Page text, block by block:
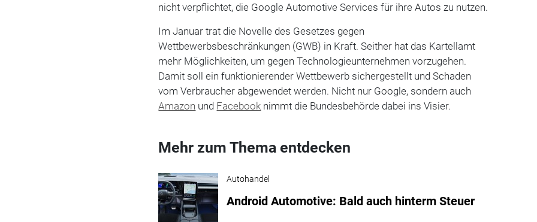
nicht verpflichtet, die Google Automotive Services für ihre Autos zu nutzen.
Im Januar trat die Novelle des Gesetzes gegen
Wettbewerbsbeschränkungen (GWB) in Kraft. Seither hat das Kartellamt
mehr Möglichkeiten, um gegen Technologieunternehmen vorzugehen.
Damit soll ein funktionierender Wettbewerb sichergestellt und Schaden
vom Verbraucher abgewendet werden. Nicht nur Google, sondern auch
Amazon und Facebook nimmt die Bundesbehörde dabei ins Visier.
Mehr zum Thema entdecken
Autohandel
Android Automotive: Bald auch hinterm Steuer